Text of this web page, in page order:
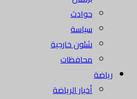
حوادث
سياسة
شئون خارجية
محافظات
رياضة
أخبار الرياضة